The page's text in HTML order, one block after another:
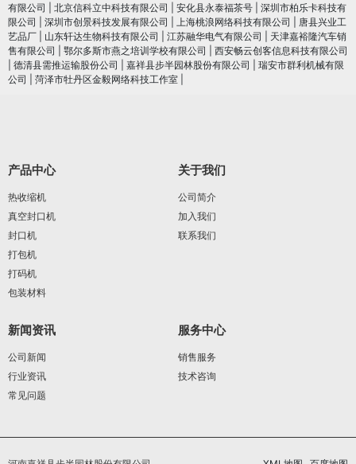
有限公司
北京信科立中科技有限公司 安化县永泰福茶号
深圳市柏乐卡科技有
限公司
深圳市创景科技发展有限公司 上海桃浪网络科技有限公司
唐县兴业工
艺品厂
山东轩达生物科技有限公司 江苏融华电气有限公司
天津嘉裕隆汽车销
售有限公司
鄂尔多斯市燕之培训学校有限公司
西安畅云创客信息科技有限公司
德清县需推运输股份公司 嘉祥县步半园林股份有限公司
瑞安市群利机械有限
公司
菏泽市牡丹区金毅网络科技工作室
产品中心
热收缩机
真空封口机
封口机
打包机
打码机
包装材料
关于我们
公司简介
加入我们
联系我们
新闻资讯
公司新闻
行业资讯
常见问题
服务中心
销售服务
技术咨询